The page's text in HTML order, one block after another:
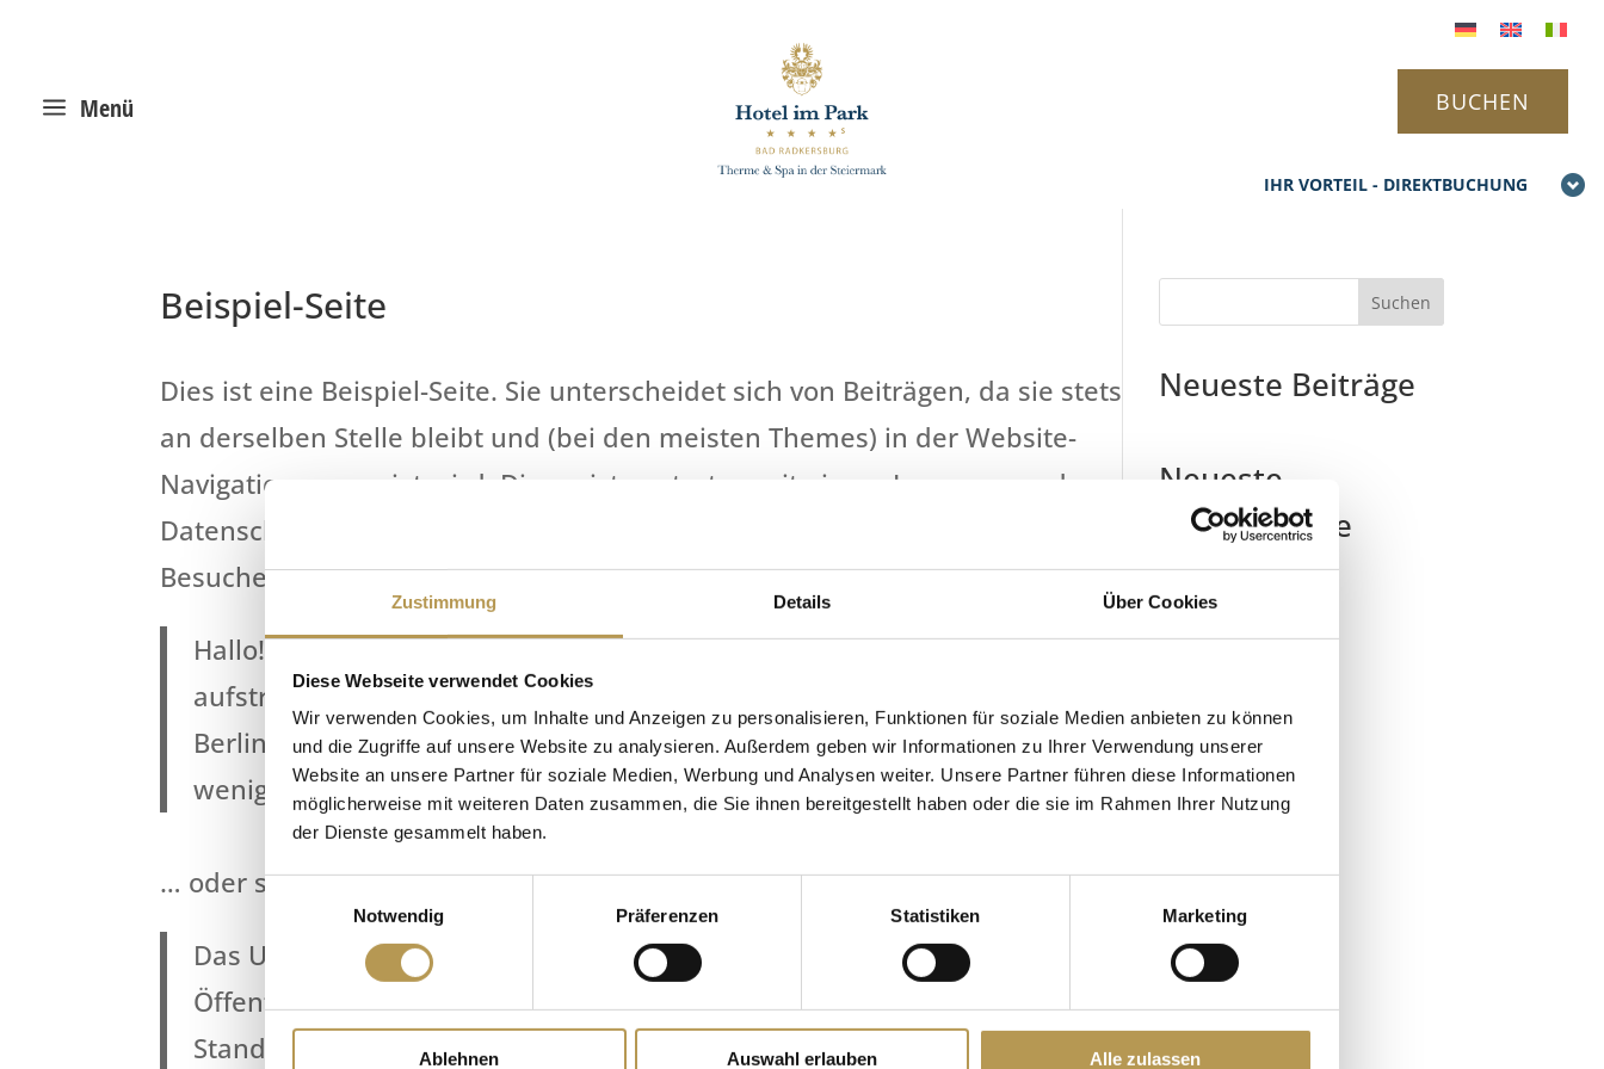
Zustimmung Details Über Cookies
Diese Webseite verwendet Cookies
Wir verwenden Cookies, um Inhalte und Anzeigen zu personalisieren, Funktionen für soziale Medien anbieten zu können
und die Zugriffe auf unsere Website zu analysieren. Außerdem geben wir Informationen zu Ihrer Verwendung unserer
Website an unsere Partner für soziale Medien, Werbung und Analysen weiter. Unsere Partner führen diese Informationen
möglicherweise mit weiteren Daten zusammen, die Sie ihnen bereitgestellt haben oder die sie im Rahmen Ihrer Nutzung
der Dienste gesammelt haben.
Einwilligungsauswahl
Notwendig
Präferenzen Statistiken Marketing
Ablehnen Auswahl erlauben Alle zulassen
IHR VORTEIL - DIREKTBUCHUNG
a Menü BUCHEN
Beispiel-Seite
Dies ist eine Beispiel-Seite. Sie unterscheidet sich von Beiträgen, da sie stets
an derselben Stelle bleibt und (bei den meisten Themes) in der Website-
Navigation angezeigt wird. Die meisten starten mit einem Impressum, der
Datenschutzerklärung oder einer „Über uns“-Seite, um sich potenziellen
Besuchern der Website vorzustellen. Dort könnte zum Beispiel stehen:
Hallo! Tagsüber arbeite ich als Fahrradkurier, nachts bin ich ein
aufstrebender Schauspieler und dies hier ist meine Website. Ich lebe in
Berlin, habe einen großen Hund namens Jack, mag Piña Coladas, jedoch
weniger (ohne Schirm) im Regen stehen gelassen zu werden.
… oder so etwas wie:
Das Unternehmen XYZ wurde 1971 gegründet und versorgt die
Öffentlichkeit seither mit qualitativ hochwertigen Produkten. An seinem
Standort in einer kleinen Großstadt beschäftigt der Betrieb über 2.000
Suchen
Neueste Beiträge
Neueste
Kommentare
Kommentare